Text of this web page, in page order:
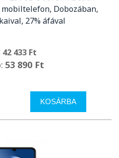
Dobozában,
27% áfával
42 433 Ft
53 890 Ft
KOSÁRBA